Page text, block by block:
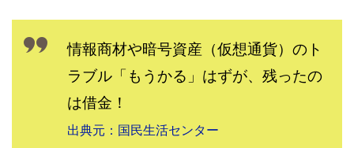
情報商材や暗号資産（仮想通貨）のト
ラブル「もうかる」はずが、残ったの
は借金！
出典元：国民生活センター